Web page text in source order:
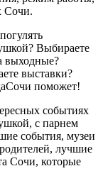
Сочи.
Выбираете
выходные?
выставки?
поможет!
событиях
с парнем
события, музеи
лучшие
Сочи, которые